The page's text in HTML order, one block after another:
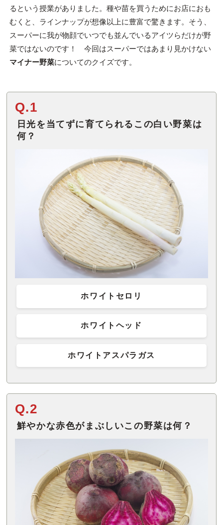
るという授業がありました。種や苗を買うためにお店におも
むくと、ラインナップが想像以上に豊富で驚きます。そう、
スーパーに我が物顔でいつでも並んでいるアイツらだけが野
菜ではないのです！ 今回はスーパーではあまり見かけない
マイナー野菜についてのクイズです。
Q.1
日光を当てずに育てられるこの白い野菜は
何？
ホワイトセロリ
ホワイトヘッド
ホワイトアスパラガス
Q.2
鮮やかな赤色がまぶしいこの野菜は何？